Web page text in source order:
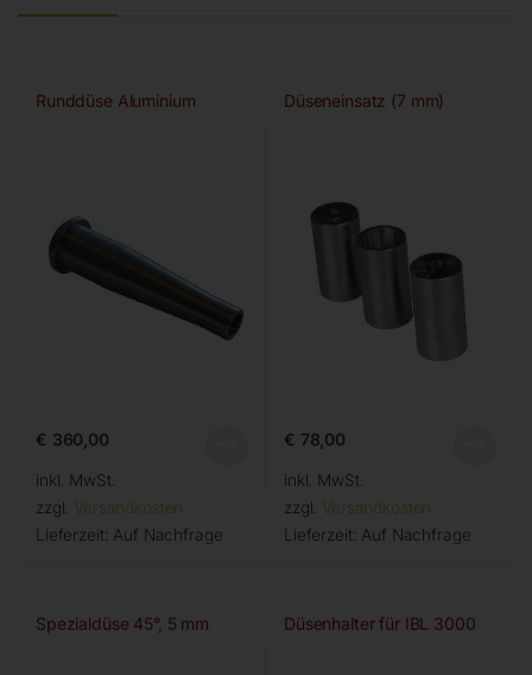
Runddüse Aluminium
€ 360,00
inkl. MwSt.
zzgl. Versandkosten
Lieferzeit: Auf Nachfrage
Düseneinsatz (7 mm)
€ 78,00
inkl. MwSt.
zzgl. Versandkosten
Lieferzeit: Auf Nachfrage
Spezialdüse 45°, 5 mm Düsenhalter für IBL 3000